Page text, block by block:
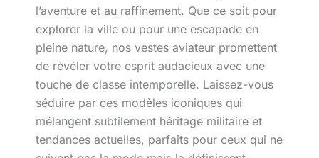
l’aventure et au raffinement. Que ce soit pour
explorer la ville ou pour une escapade en
pleine nature, nos vestes aviateur promettent
de révéler votre esprit audacieux avec une
touche de classe intemporelle. Laissez-vous
séduire par ces modèles iconiques qui
mélangent subtilement héritage militaire et
tendances actuelles, parfaits pour ceux qui ne